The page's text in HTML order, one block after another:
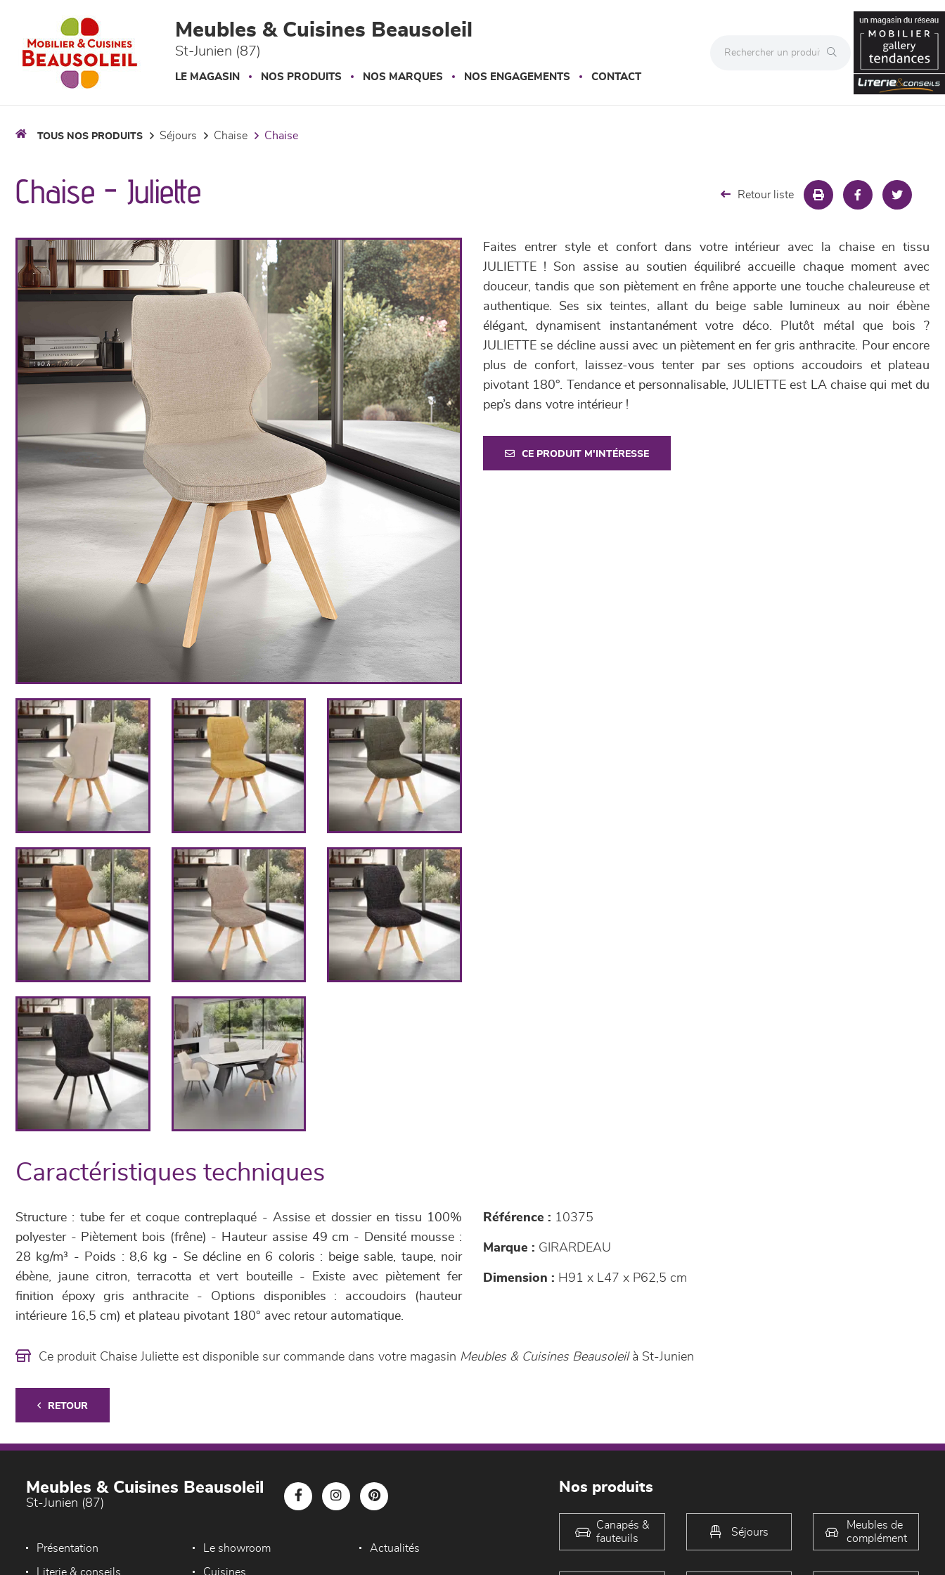
Meubles & Cuisines Beausoleil
St-Junien (87)
LE MAGASIN NOS PRODUITS NOS MARQUES NOS ENGAGEMENTS CONTACT
TOUS NOS PRODUITS séjours chaise chaise
Chaise - Juliette Retour liste
Faites entrer style et confort dans votre intérieur avec la chaise en tissu
JULIETTE ! Son assise au soutien équilibré accueille chaque moment avec
douceur, tandis que son piètement en frêne apporte une touche chaleureuse et
authentique. Ses six teintes, allant du beige sable lumineux au noir ébène
élégant, dynamisent instantanément votre déco. Plutôt métal que bois ?
JULIETTE se décline aussi avec un piètement en fer gris anthracite. Pour encore
plus de confort, laissez-vous tenter par ses options accoudoirs et plateau
pivotant 180°. Tendance et personnalisable, JULIETTE est LA chaise qui met du
pep’s dans votre intérieur !
CE PRODUIT M'INTÉRESSE
Caractéristiques techniques
Structure : tube fer et coque contreplaqué - Assise et dossier en tissu 100%
polyester - Piètement bois (frêne) - Hauteur assise 49 cm - Densité mousse :
28 kg/m³ - Poids : 8,6 kg - Se décline en 6 coloris : beige sable, taupe, noir
ébène, jaune citron, terracotta et vert bouteille - Existe avec piètement fer
finition époxy gris anthracite - Options disponibles : accoudoirs (hauteur
intérieure 16,5 cm) et plateau pivotant 180° avec retour automatique.
Référence : 10375
Marque : GIRARDEAU
Dimension : H91 x L47 x P62,5 cm
Ce produit Chaise Juliette est disponible sur commande dans votre magasin Meubles & Cuisines Beausoleilà St-Junien
RETOUR
Meubles & Cuisines Beausoleil
St-Junien (87)
Présentation Le showroom Actualités
Literie & conseils Cuisines
Nos produits
Canapés &
fauteuils
Séjours
Meubles de
complément